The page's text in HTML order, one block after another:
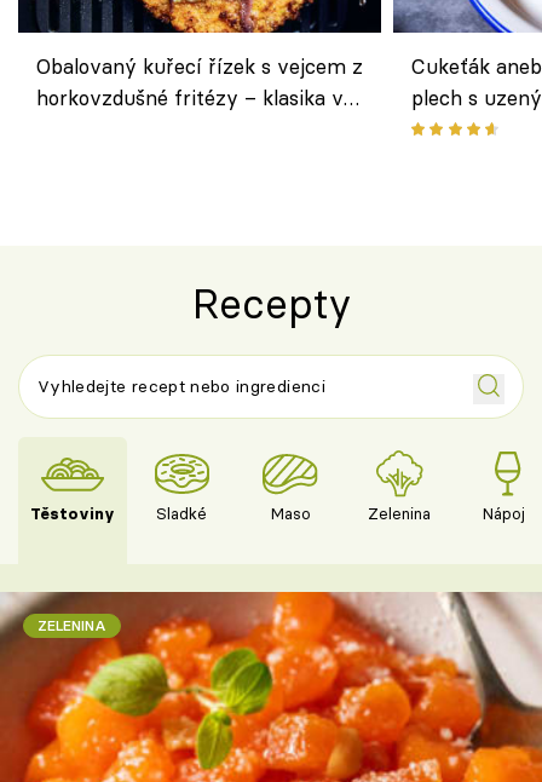
Obalovaný kuřecí řízek s vejcem z
horkovzdušné fritézy – klasika v
Cukeťák
plech s
způsob, jak
Recepty
Těstoviny Sladké Maso Zelenina Nápoje
ZELENINA